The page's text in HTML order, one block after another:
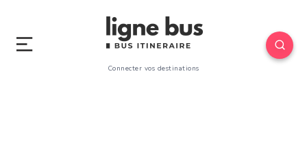
Connecter vos destinations